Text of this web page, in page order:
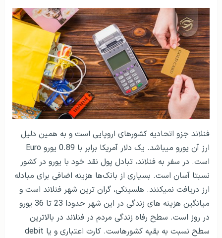
فنلاند جزو اتحادیه کشورهای اروپایی است و به همین دلیل
ارز آن یورو می­باشد. یک دلار آمریکا برابر با 0.89 یورو
Euro
است. در سفر به فنلاند، تبادل پول نقد خود با یورو در کشور
نسبتا آسان است. بسیاری از بانک‌ها هزینه اضافی برای مبادله
ارز دریافت نمی­کنند. هلسینکی، گران ترین شهر فنلاند است و
میانگین هزینه های زندگی در این شهر حدودا 23 تا 36 یورو
در روز است. سطح رفاه زندگی مردم در فنلاند در بالاترین
سطح نسبت به بقیه کشورهاست. کارت اعتباری و یا debit